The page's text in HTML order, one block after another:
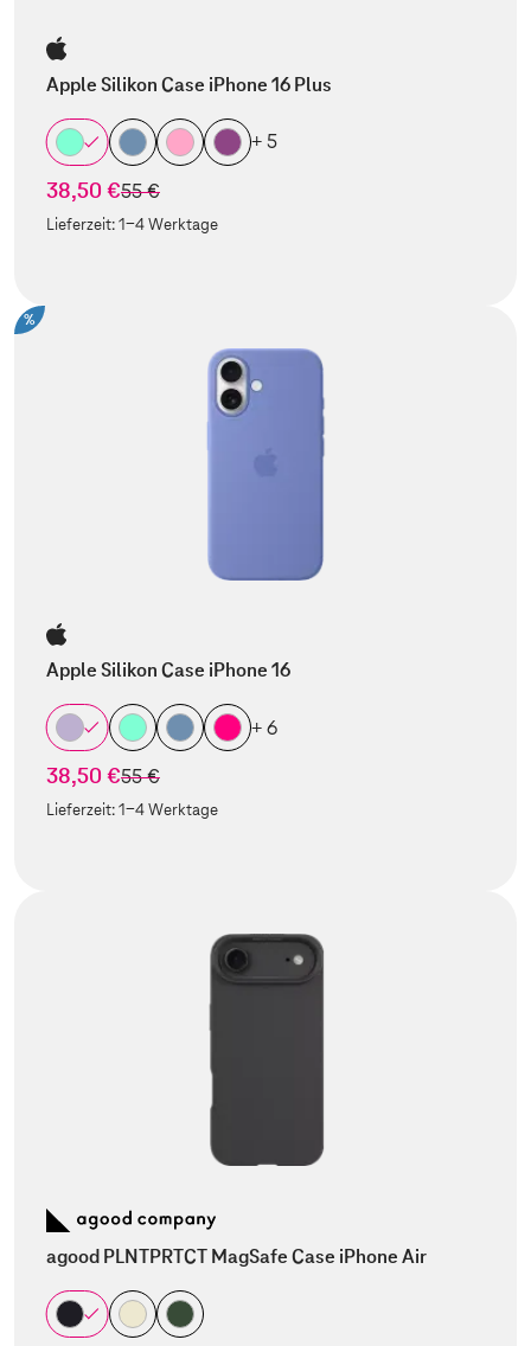
Apple Silikon Case iPhone 16 Plus
+ 5
38,50 €statt
55 €
Lieferzeit:1-4 Werktage
%
Apple Silikon Case iPhone 16
+ 6
38,50 €statt
55 €
Lieferzeit:1-4 Werktage
agood PLNTPRTCT MagSafe Case iPhone Air